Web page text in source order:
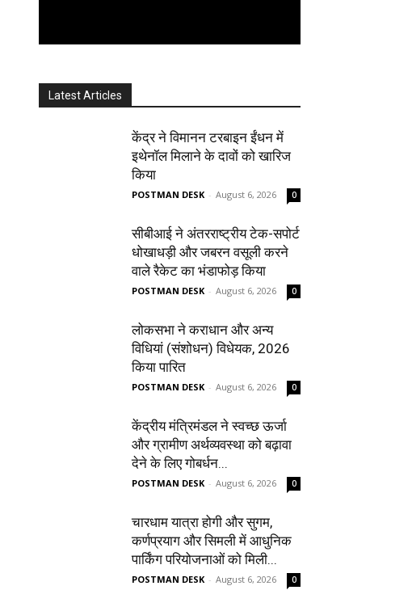
Latest Articles
केंद्र ने विमानन टरबाइन ईंधन में
इथेनॉल मिलाने के दावों को खारिज
किया
POSTMAN DESK - August 6, 2026 0
सीबीआई ने अंतरराष्ट्रीय टेक-सपोर्ट
धोखाधड़ी और जबरन वसूली करने
वाले रैकेट का भंडाफोड़ किया
POSTMAN DESK - August 6, 2026 0
लोकसभा ने कराधान और अन्य
विधियां (संशोधन) विधेयक, 2026
किया पारित
POSTMAN DESK - August 6, 2026 0
केंद्रीय मंत्रिमंडल ने स्वच्छ ऊर्जा
और ग्रामीण अर्थव्यवस्था को बढ़ावा
देने के लिए गोबर्धन...
POSTMAN DESK - August 6, 2026 0
चारधाम यात्रा होगी और सुगम,
कर्णप्रयाग और सिमली में आधुनिक
पार्किंग परियोजनाओं को मिली...
POSTMAN DESK - August 6, 2026 0